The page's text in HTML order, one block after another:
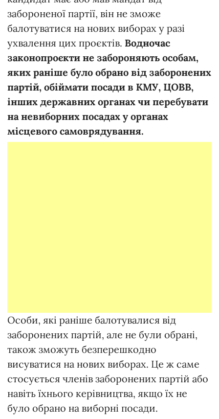
забороненої партії, він не зможе
балотуватися на нових виборах у разі
ухвалення цих проєктів. Водночас
законопроєкти не забороняють особам,
яких раніше було обрано від заборонених
партій, обіймати посади в КМУ, ЦОВВ,
інших державних органах чи перебувати
на невиборних посадах у органах
місцевого самоврядування.
Особи, які раніше балотувалися від
заборонених партій, але не були обрані,
також зможуть безперешкодно
висуватися на нових виборах. Це ж саме
стосується членів заборонених партій або
навіть їхнього керівництва, якщо їх не
було обрано на виборні посади.